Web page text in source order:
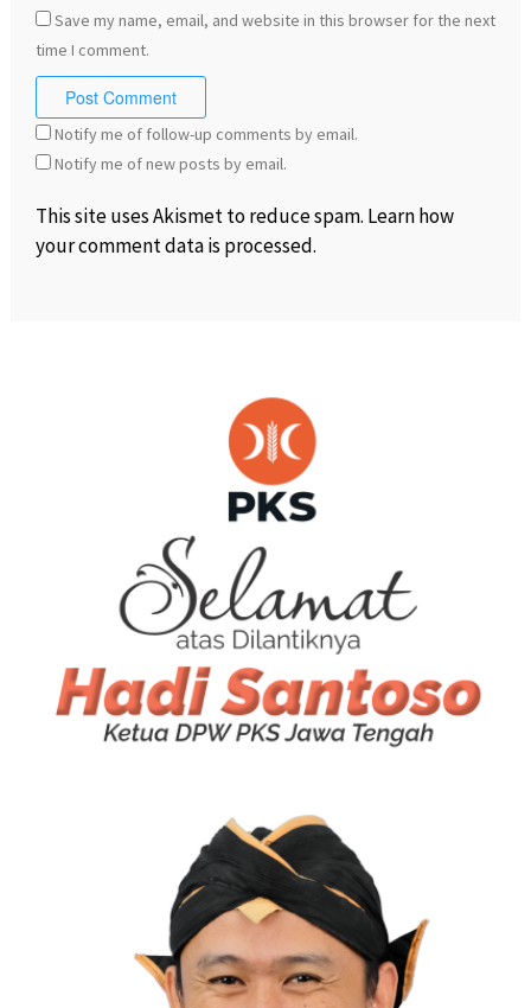
Save my name, email, and website in this browser for the next
time I comment.
Notify me of follow-up comments by email.
Notify me of new posts by email.
This site uses Akismet to reduce spam. Learn how
your comment data is processed.